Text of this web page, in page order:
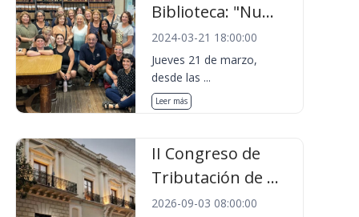
Biblioteca: "Nu...
2024-03-21 18:00:00
Jueves 21 de marzo,
desde las ...
Leer más
II Congreso de
Tributación de ...
2026-09-03 08:00:00